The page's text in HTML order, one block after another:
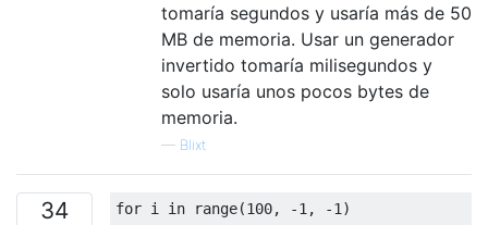
tomaría segundos y usaría más de 50
MB de memoria. Usar un generador
invertido tomaría milisegundos y
solo usaría unos pocos bytes de
memoria.
— Blixt
34 for i in range(100, -1 , -1 )